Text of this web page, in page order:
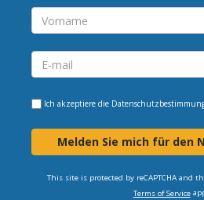
Ich akzeptiere die
Melden Sie mich für den
This site is protected by reCAPTCHA and
Terms of Service